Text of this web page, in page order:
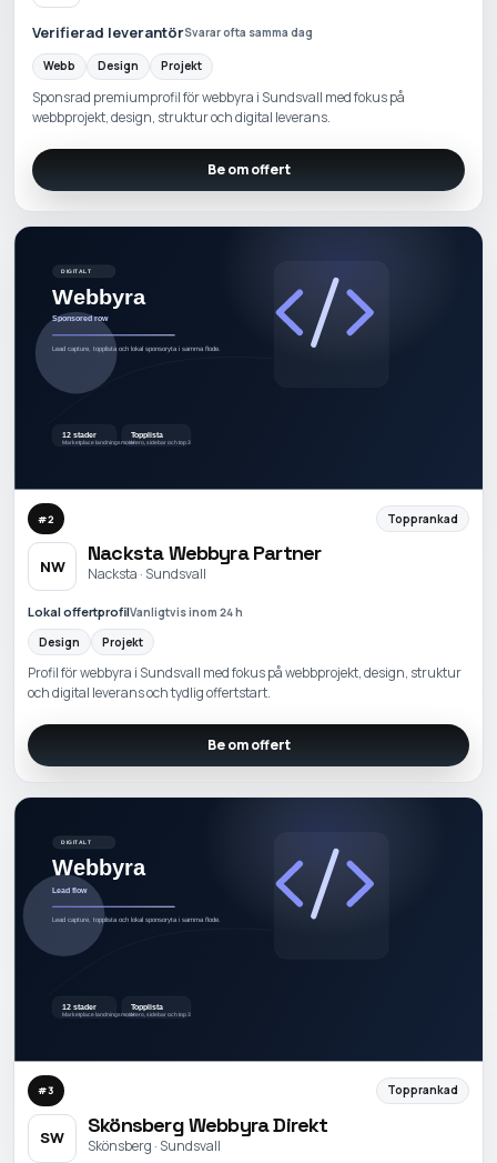
Verifierad leverantörSvarar ofta samma dag
Webb Design Projekt
Sponsrad premiumprofil för webbyra i Sundsvall med fokus på
webbprojekt, design, struktur och digital leverans.
Be om offert
#2 Topprankad
NW
Nacksta Webbyra Partner
Nacksta · Sundsvall
Lokal offertprofilVanligtvis inom 24 h
Design
Projekt
Profil för webbyra i Sundsvall med fokus på webbprojekt, design, struktur
och digital leverans och tydlig offertstart.
Be om offert
#3 Topprankad
SW
Skönsberg Webbyra Direkt
Skönsberg · Sundsvall